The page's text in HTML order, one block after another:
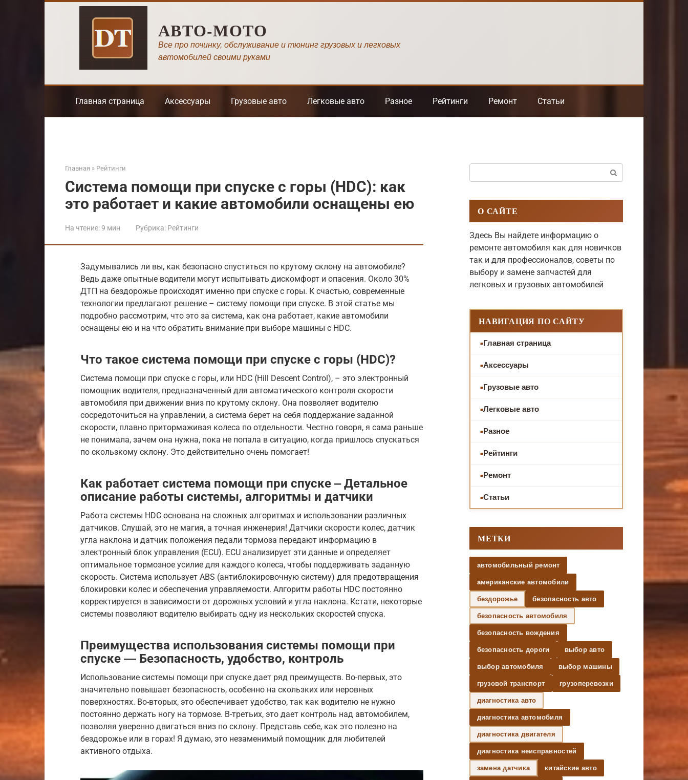
АВТО-МОТО
Все про починку, обслуживание и тюнинг грузовых и легковых
автомобилей своими руками
Главная страница Аксессуары Грузовые авто Легковые авто Разное Рейтинги Ремонт Статьи
Главная » Рейтинги
Система помощи при спуске с горы (HDC): как
это работает и какие автомобили оснащены ею
На чтение:9 мин Рубрика: Рейтинги
Задумывались ли вы, как безопасно спуститься по крутому склону на автомобиле?
Ведь даже опытные водители могут испытывать дискомфорт и опасения. Около 30%
ДТП на бездорожье происходят именно при спуске с горы. К счастью, современные
технологии предлагают решение – систему помощи при спуске. В этой статье мы
подробно рассмотрим, что это за система, как она работает, какие автомобили
оснащены ею и на что обратить внимание при выборе машины с HDC.
Что такое система помощи при спуске с горы (HDC)?
Система помощи при спуске с горы, или HDC (Hill Descent Control), – это электронный
помощник водителя, предназначенный для автоматического контроля скорости
автомобиля при движении вниз по крутому склону. Она позволяет водителю
сосредоточиться на управлении, а система берет на себя поддержание заданной
скорости, плавно притормаживая колеса по отдельности. Честно говоря, я сама раньше
не понимала, зачем она нужна, пока не попала в ситуацию, когда пришлось спускаться
по скользкому склону. Это действительно очень помогает!
Как работает система помощи при спуске ‒ Детальное
описание работы системы, алгоритмы и датчики
Работа системы HDC основана на сложных алгоритмах и использовании различных
датчиков. Слушай, это не магия, а точная инженерия! Датчики скорости колес, датчик
угла наклона и датчик положения педали тормоза передают информацию в
электронный блок управления (ECU). ECU анализирует эти данные и определяет
оптимальное тормозное усилие для каждого колеса, чтобы поддерживать заданную
скорость. Система использует ABS (антиблокировочную систему) для предотвращения
блокировки колес и обеспечения управляемости. Алгоритм работы HDC постоянно
корректируется в зависимости от дорожных условий и угла наклона. Кстати, некоторые
системы позволяют водителю выбирать одну из нескольких скоростей спуска.
Преимущества использования системы помощи при
спуске ― Безопасность, удобство, контроль
Использование системы помощи при спуске дает ряд преимуществ. Во-первых, это
значительно повышает безопасность, особенно на скользких или неровных
поверхностях. Во-вторых, это обеспечивает удобство, так как водителю не нужно
постоянно держать ногу на тормозе. В-третьих, это дает контроль над автомобилем,
позволяя уверенно двигаться вниз по склону. Представь себе, как это полезно на
бездорожье или в горах! Я думаю, это незаменимый помощник для любителей
активного отдыха.
О САЙТЕ
Здесь Вы найдете информацию о
ремонте автомобиля как для новичков
так и для профессионалов, советы по
выбору и замене запчастей для
легковых и грузовых автомобилей
НАВИГАЦИЯ ПО САЙТУ
Главная страница
Аксессуары
Грузовые авто
Легковые авто
Разное
Рейтинги
Ремонт
Статьи
МЕТКИ
автомобильный ремонт
американские автомобили
бездорожье безопасность авто
безопасность автомобиля
безопасность вождения
безопасность дороги выбор авто
выбор автомобиля выбор машины
грузовой транспорт грузоперевозки
диагностика авто
диагностика автомобиля
диагностика двигателя
диагностика неисправностей
замена датчика китайские авто